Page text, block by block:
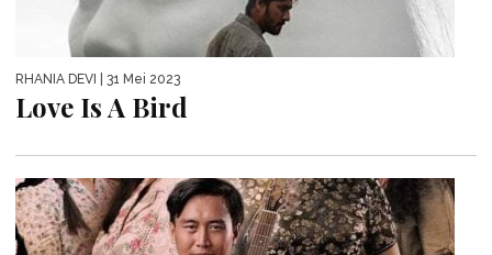
RHANIA DEVI | 31 Mei 2023
Love Is A Bird